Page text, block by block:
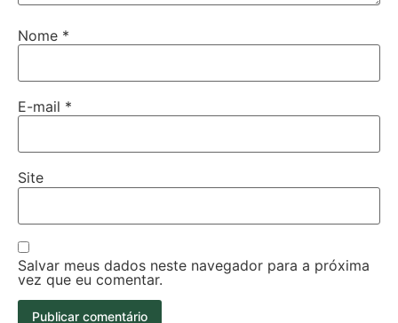
Nome *
E-mail *
Site
Salvar meus dados neste navegador para a próxima
vez que eu comentar.